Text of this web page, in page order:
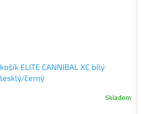
košík ELITE CANNIBAL XC bílý
lesklý/černý
Skladem